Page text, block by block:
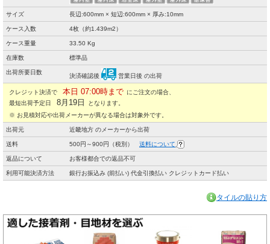
サイズ 長辺:600mm × 短辺:600mm × 厚み:10mm
ケース入数 4枚（約1.439m2）
ケース重量 33.50 Kg
在庫数 標準品
出荷所要日数
決済確認後 営業日後 の出荷
クレジット決済で 本日 07:00時まで にご注文の場合、
最短出荷予定日
8月19日
となります。
※ お見積対応や出荷メーカーが異なる場合は対象外です。
出荷元 近畿地方 のメーカーから出荷
送料 500円～900円（税別） 送料について
返品について お客様都合での返品不可
利用可能決済方法 銀行お振込み (前払い) 代金引換払い クレジットカード払い
タイルの貼り方